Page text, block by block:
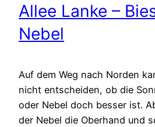
Allee Lanke –
Nebel
Auf dem Weg nach Norden
nicht entscheiden, ob die
oder Nebel doch besser ist.
der Nebel die Oberhand und